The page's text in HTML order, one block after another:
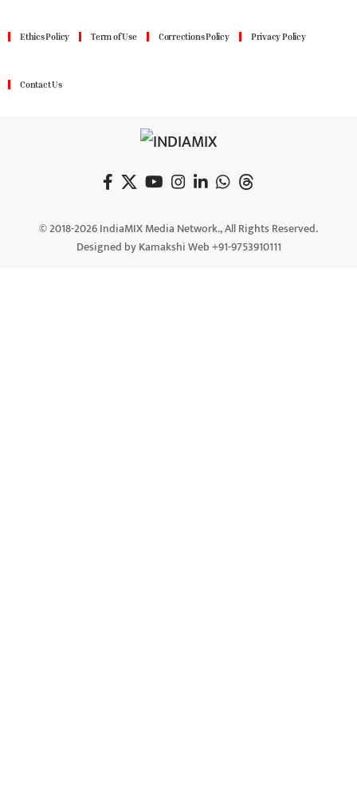
Ethics Policy Term of Use Corrections Policy Privacy Policy
Contact Us
© 2018-2026 IndiaMIX Media Network., All Rights Reserved.
Designed by Kamakshi Web +91-9753910111